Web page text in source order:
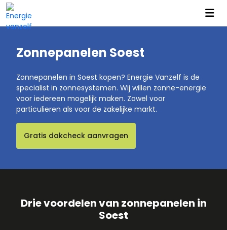
Zonnepanelen Soest
Zonnepanelen in Soest kopen? Energie Vanzelf is de
specialist in zonnesystemen. Wij willen zonne-energie
voor iedereen mogelijk maken. Zowel voor
particulieren als voor de zakelijke markt.
Gratis dakcheck aanvragen
Drie voordelen van zonnepanelen in
Soest